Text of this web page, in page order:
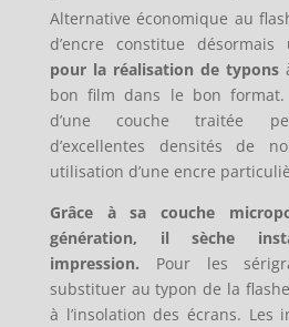
Alternative économique au
d’encre constitue désormais
pour la réalisation de typons
bon film dans le bon
d’une couche traitée
d’excellentes densités de
utilisation d’une encre
Grâce à sa couche
génération, il sèche
impression. Pour les
substituer au typon de la
à l’insolation des écrans. Les